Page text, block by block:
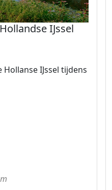
IJssel
IJssel tijdens